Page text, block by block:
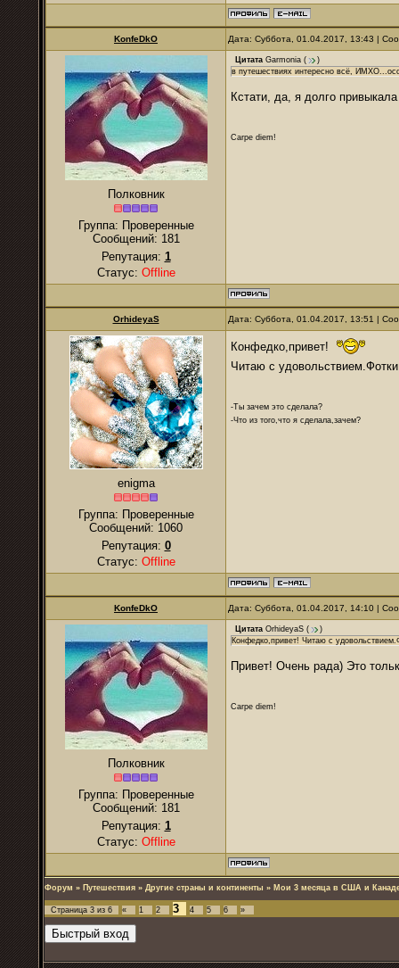
KonfeDkO Дата: Суббота, 01.04.2017, 13:43 |
Полковник
Группа: Проверенные
Сообщений: 181
Репутация: 1
Статус: Offline
Цитата Garmonia (
)
в путешествиях интересно всё,
Кстати, да, я долго
Carpe diem!
OrhideyaS Дата: Суббота, 01.04.2017, 13:51 |
enigma
Группа: Проверенные
Сообщений: 1060
Репутация: 0
Статус: Offline
Конфедко,привет!
Читаю с
-Ты зачем это сделала?
-Что из того,что я сделала,зачем?
KonfeDkO Дата: Суббота, 01.04.2017, 14:10 |
Полковник
Группа: Проверенные
Сообщений: 181
Репутация: 1
Статус: Offline
Цитата OrhideyaS (
)
Конфедко,привет! Читаю с
Привет! Очень рада) Это
Carpe diem!
Форум » Путешествия » Другие страны и континенты » Мои 3 месяца в США и
Страница 3 из 6 « 1 2 3 4 5 6 »